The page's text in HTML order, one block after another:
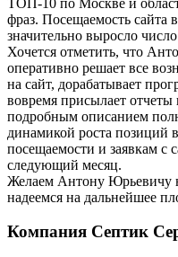
фраз. Посещаемость сайта
значительно выросло число
Хочется отметить, что
оперативно решает все
на сайт, дорабатывает
вовремя присылает
подробным описанием
динамикой роста позиций
посещаемости и заявкам с
следующий месяц.
Желаем Антону Юрьевичу
надеемся на дальнейшее
Компания Септик